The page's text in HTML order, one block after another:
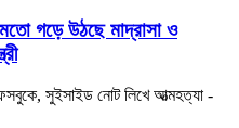
গড়ে উঠছে মাদ্রাসা ও